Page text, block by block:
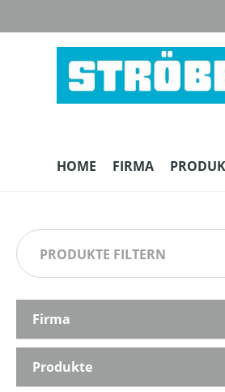
HOME FIRMA
PRODUKTE FILTERN
HERSTELLER
Firma
Produkte